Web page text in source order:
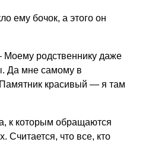
ему бочок, а этого он
родственнику даже
Да мне самому в
Памятник красивый — я там
к которым обращаются
Считается, что все, кто